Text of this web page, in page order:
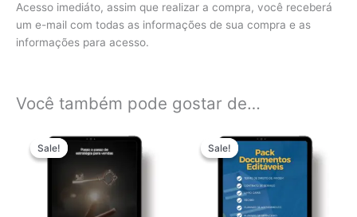
Acesso imediáto, assim que realizar a compra, você receberá
um e-mail com todas as informações de sua compra e as
informações para acesso.
Você também pode gostar de…
Sale!
Sale!
original
era:
R$ 19,90.
preço
atual
Sale!
Sale!
preço
original
era:
R$ 29,90.
preço
atual